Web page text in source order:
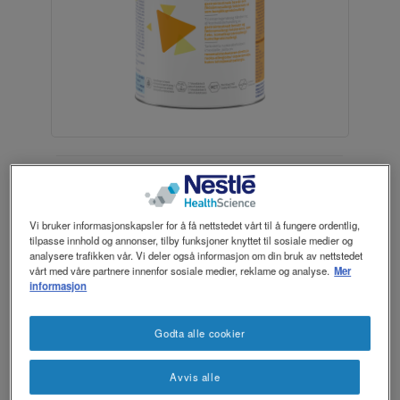
revamp
v2
Morsmelk er den beste næringen et
spedbarn kan få. Men når et spedbarn
med melkeallergi (kumelkproteinallergi)
og mage- og tarmsymptomer ikke kan
ammes, anbefaler vi Alfaré ®– en
morsmelkerstatning som er spesielt
utviklet for kostbehandling av mage- og
tarmproblemer ved melkeallergi.
Alfaré er næringsmessig fullverdig fra
Vi bruker informasjonskapsler for å få nettstedet vårt til å fungere ordentlig,
tilpasse innhold og annonser, tilby funksjoner knyttet til sosiale medier og
analysere trafikken vår. Vi deler også informasjon om din bruk av nettstedet
vårt med våre partnere innenfor sosiale medier, reklame og analyse. Mer
informasjon
Avvis alle
Godta alle cookier